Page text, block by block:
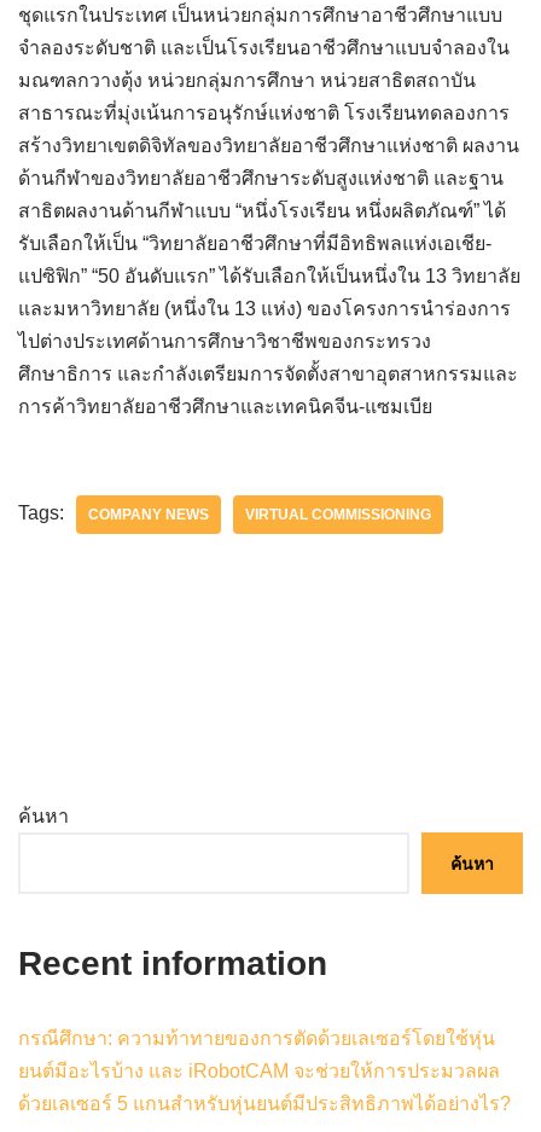
ชุดแรกในประเทศ เป็นหน่วยกลุ่มการศึกษาอาชีวศึกษาแบบ
จำลองระดับชาติ และเป็นโรงเรียนอาชีวศึกษาแบบจำลองใน
มณฑลกวางตุ้ง หน่วยกลุ่มการศึกษา หน่วยสาธิตสถาบัน
สาธารณะที่มุ่งเน้นการอนุรักษ์แห่งชาติ โรงเรียนทดลองการ
สร้างวิทยาเขตดิจิทัลของวิทยาลัยอาชีวศึกษาแห่งชาติ ผลงาน
ด้านกีฬาของวิทยาลัยอาชีวศึกษาระดับสูงแห่งชาติ และฐาน
สาธิตผลงานด้านกีฬาแบบ “หนึ่งโรงเรียน หนึ่งผลิตภัณฑ์” ได้
รับเลือกให้เป็น “วิทยาลัยอาชีวศึกษาที่มีอิทธิพลแห่งเอเชีย-
แปซิฟิก” “50 อันดับแรก” ได้รับเลือกให้เป็นหนึ่งใน 13 วิทยาลัย
และมหาวิทยาลัย (หนึ่งใน 13 แห่ง) ของโครงการนำร่องการ
ไปต่างประเทศด้านการศึกษาวิชาชีพของกระทรวง
ศึกษาธิการ และกำลังเตรียมการจัดตั้งสาขาอุตสาหกรรมและ
การค้าวิทยาลัยอาชีวศึกษาและเทคนิคจีน-แซมเบีย
Tags: COMPANY NEWS VIRTUAL COMMISSIONING
ค้นหา
ค้นหา
Recent information
กรณีศึกษา: ความท้าทายของการตัดด้วยเลเซอร์โดยใช้หุ่น
ยนต์มีอะไรบ้าง และ iRobotCAM จะช่วยให้การประมวลผล
ด้วยเลเซอร์ 5 แกนสำหรับหุ่นยนต์มีประสิทธิภาพได้อย่างไร?